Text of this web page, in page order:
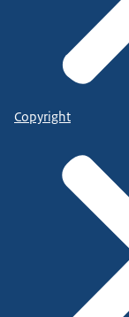
Copyright